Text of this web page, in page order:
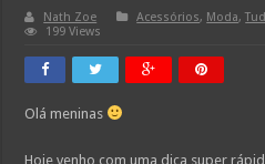
Nath Zoe Acessórios, Moda,
199 Views
Olá meninas
Hoje venho com uma dica super